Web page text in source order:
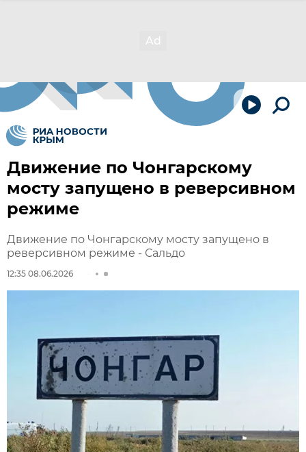
Движение по Чонгарскому
мосту запущено в реверсивном
режиме
Движение по Чонгарскому мосту запущено в
реверсивном режиме - Сальдо
12:35 08.06.2026